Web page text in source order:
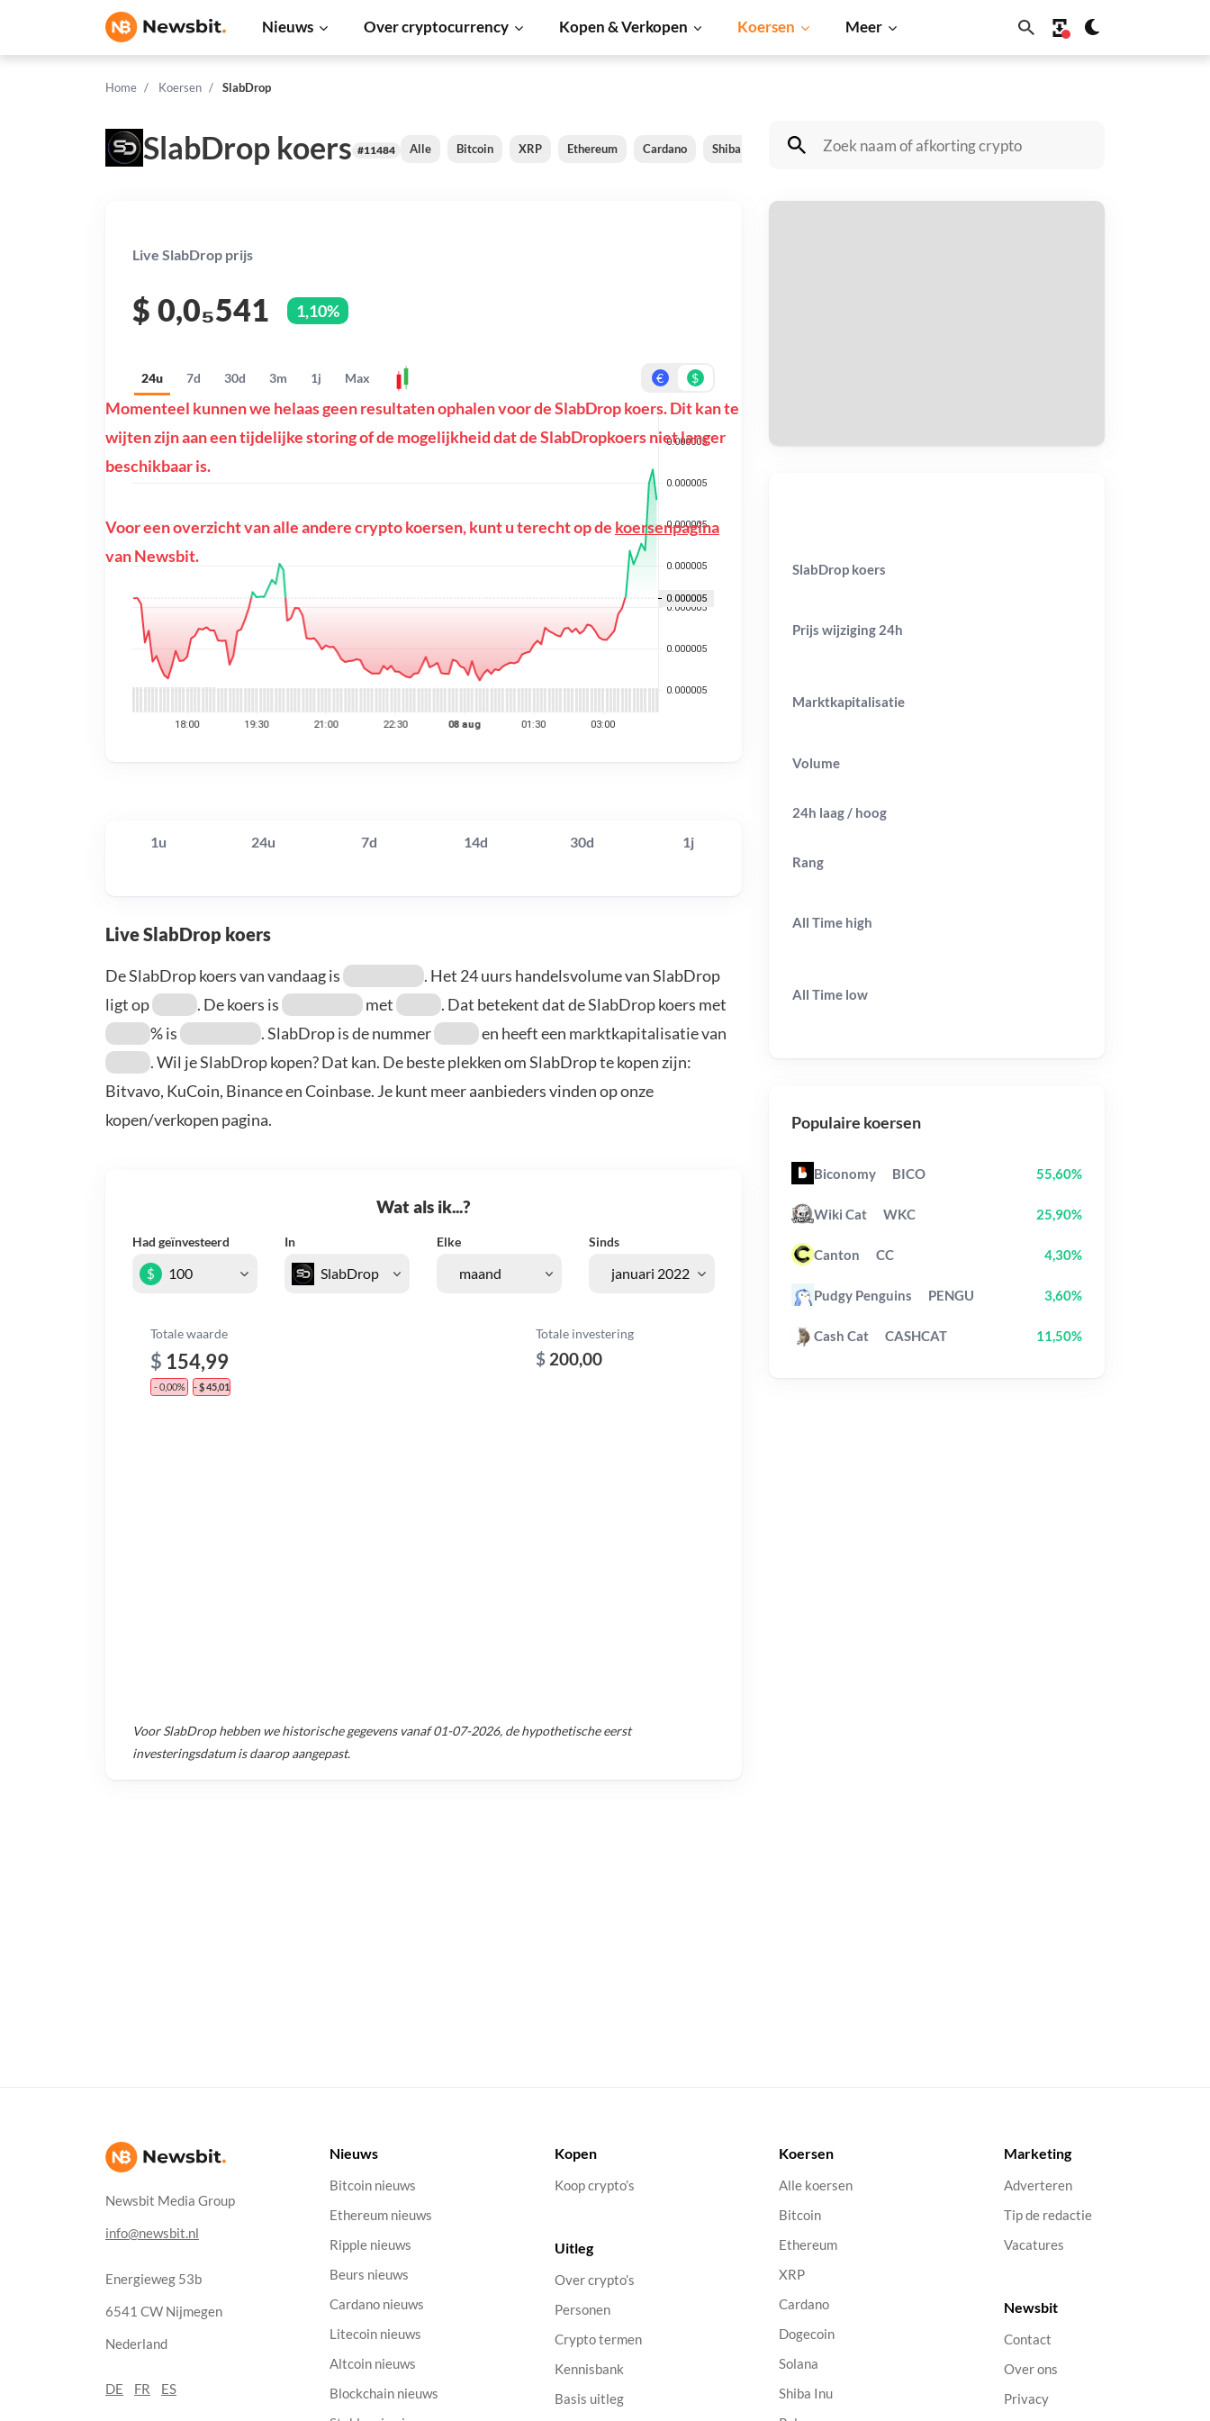
Nieuws Over cryptocurrency Kopen & Verkopen Koersen Meer
Home Koersen SlabDrop
SlabDrop koers #11484 Alle Bitcoin XRP Ethereum Cardano Shiba Inu Dogecoin Solana BNB
Live SlabDrop prijs
$ 0,0₅541 1,10%
24u 7d 30d 3m 1j Max € $
Momenteel kunnen we helaas geen resultaten ophalen voor de SlabDrop koers. Dit kan te
wijten zijn aan een tijdelijke storing of de mogelijkheid dat de SlabDropkoers niet langer
beschikbaar is.
Voor een overzicht van alle andere crypto koersen, kunt u terecht op de koersenpagina
van Newsbit.
1u 24u 7d 14d 30d 1j
Live SlabDrop koers
De SlabDrop koers van vandaag is
. Het 24 uurs handelsvolume van SlabDrop
ligt op
. De koers is met
. Dat betekent dat de SlabDrop koers met
% is
. SlabDrop is de nummer
en heeft een marktkapitalisatie van
. Wil je SlabDrop kopen? Dat kan. De beste plekken om SlabDrop te kopen zijn:
Bitvavo, KuCoin, Binance en Coinbase. Je kunt meer aanbieders vinden op onze
kopen/verkopen pagina.
Wat als ik...?
Had geïnvesteerd In Elke Sinds
$
Totale waarde
$ 154,99
- 0,00% - $ 45,01
Totale investering
$ 200,00
VoorSlabDrophebben we historische gegevens vanaf01-07-2026, de hypothetische eerst
investeringsdatum is daarop aangepast.
SlabDrop koers
Prijs wijziging 24h
Marktkapitalisatie
Volume
24h laag / hoog
Rang
All Time high
All Time low
Populaire koersen
Biconomy BICO 55,60%
Wiki Cat WKC 25,90%
Canton CC 4,30%
Pudgy Penguins PENGU 3,60%
Cash Cat CASHCAT 11,50%
Newsbit Media Group
info@newsbit.nl
Energieweg 53b
6541 CW Nijmegen
Nederland
DE FR ES
Nieuws
Bitcoin nieuws
Ethereum nieuws
Ripple nieuws
Beurs nieuws
Cardano nieuws
Litecoin nieuws
Altcoin nieuws
Blockchain nieuws
Kopen
Koop crypto’s
Uitleg
Over crypto’s
Personen
Crypto termen
Kennisbank
Basis uitleg
Koersen
Alle koersen
Bitcoin
Ethereum
XRP
Cardano
Dogecoin
Solana
Shiba Inu
Marketing
Adverteren
Tip de redactie
Vacatures
Newsbit
Contact
Over ons
Privacy